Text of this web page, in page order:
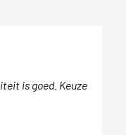
is goed. Keuze